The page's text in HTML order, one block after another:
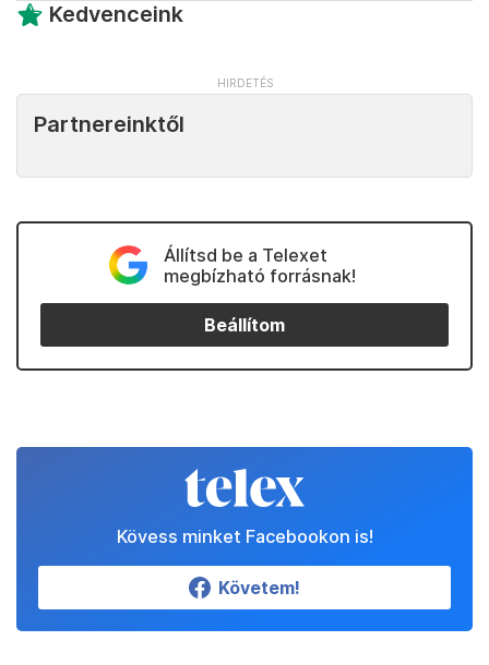
Kedvenceink
Partnereinktől
Állítsd be a Telexet
megbízható forrásnak!
Beállítom
Kövess minket Facebookon is!
Követem!